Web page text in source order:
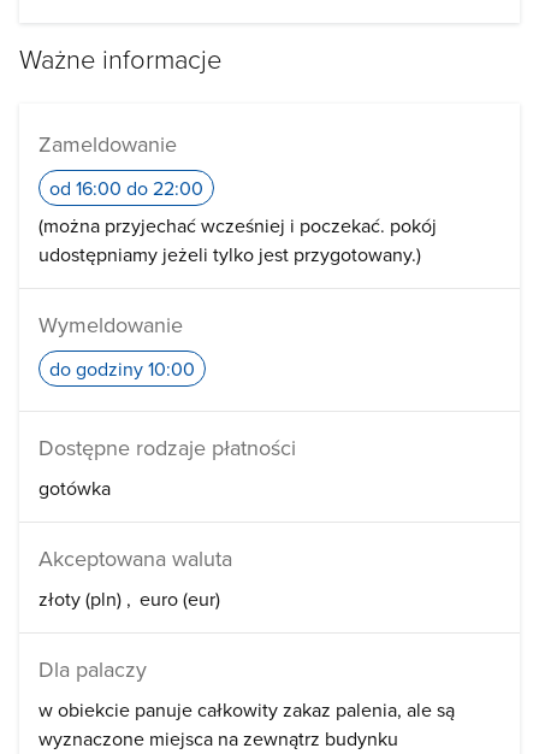
Ważne informacje
Zameldowanie
od 16:00 do 22:00
(można przyjechać wcześniej i poczekać. pokój
udostępniamy jeżeli tylko jest przygotowany.)
Wymeldowanie
do godziny 10:00
Dostępne rodzaje płatności
gotówka
Akceptowana waluta
złoty (pln) euro (eur)
Dla palaczy
w obiekcie panuje całkowity zakaz palenia, ale są
wyznaczone miejsca na zewnątrz budynku